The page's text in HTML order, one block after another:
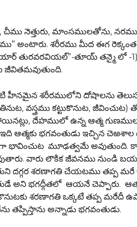
చీము నెత్తురు, మాంసములతోను,
అంటారు. శరీరము మీద ఈగ
తురవరవియల్”-తూయ్ తన్మై లో -
హీనమైన శరీరములోని దోషాలను
వస్త్రము కట్టుకొనుట,
దేహములో ఉన్న ఆత్మ
ఆత్మకు భగవంతుడు ఇచ్చిన
భావించుట మూఢత్వమే అవుతుంది.
వారు లౌకిక జీవనము నుండి
దగ్గర శరణాగతి చేయటము తప్ప మరే
అని భగద్గీతలో ఆయనే చెప్పారు.
శరణాగతి ఒక్కటే తప్ప మరేదీ
తప్పిస్తాను అన్నాడు భగవంతుడు.